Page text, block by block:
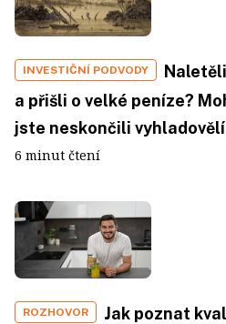
INVESTIČNÍ PODVODY
a přišli o velké peníze?
jste neskončili
6 minut čtení
ROZHOVOR
Jak poznat